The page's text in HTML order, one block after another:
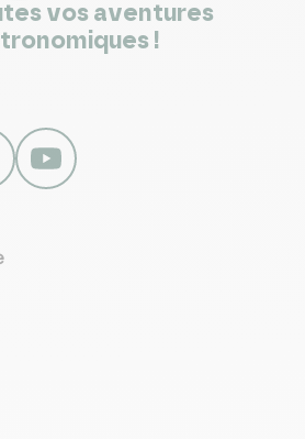
vos aventures
!